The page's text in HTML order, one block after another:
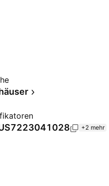
+2 mehr